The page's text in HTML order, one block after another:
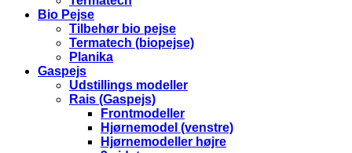
Bio Pejse
Tilbehør bio pejse
Termatech (biopejse)
Planika
Gaspejs
Udstillings modeller
Rais (Gaspejs)
Frontmodeller
Hjørnemodel (venstre)
Hjørnemodeller højre